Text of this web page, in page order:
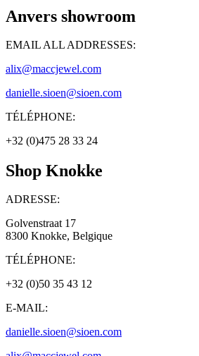
Anvers showroom
EMAIL ALL ADDRESSES:
alix@maccjewel.com
danielle.sioen@sioen.com
TÉLÉPHONE:
+32 (0)475 28 33 24
Shop Knokke
ADRESSE:
Golvenstraat 17
8300 Knokke, Belgique
TÉLÉPHONE:
+32 (0)50 35 43 12
E-MAIL:
danielle.sioen@sioen.com